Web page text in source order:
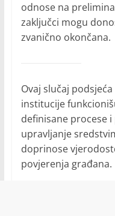
odnose na
zaključci mogu
zvanično okončana.
Ovaj slučaj
institucije
definisane procese
upravljanje
doprinose
povjerenja građana.